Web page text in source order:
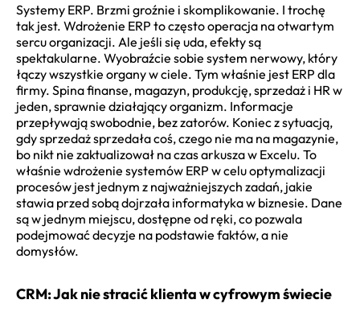
Systemy ERP. Brzmi groźnie i skomplikowanie. I trochę
tak jest. Wdrożenie ERP to często operacja na otwartym
sercu organizacji. Ale jeśli się uda, efekty są
spektakularne. Wyobraźcie sobie system nerwowy, który
łączy wszystkie organy w ciele. Tym właśnie jest ERP dla
firmy. Spina finanse, magazyn, produkcję, sprzedaż i HR w
jeden, sprawnie działający organizm. Informacje
przepływają swobodnie, bez zatorów. Koniec z sytuacją,
gdy sprzedaż sprzedała coś, czego nie ma na magazynie,
bo nikt nie zaktualizował na czas arkusza w Excelu. To
właśnie wdrożenie systemów ERP w celu optymalizacji
procesów jest jednym z najważniejszych zadań, jakie
stawia przed sobą dojrzała informatyka w biznesie. Dane
są w jednym miejscu, dostępne od ręki, co pozwala
podejmować decyzje na podstawie faktów, a nie
domysłów.
CRM: Jak nie stracić klienta w cyfrowym świecie